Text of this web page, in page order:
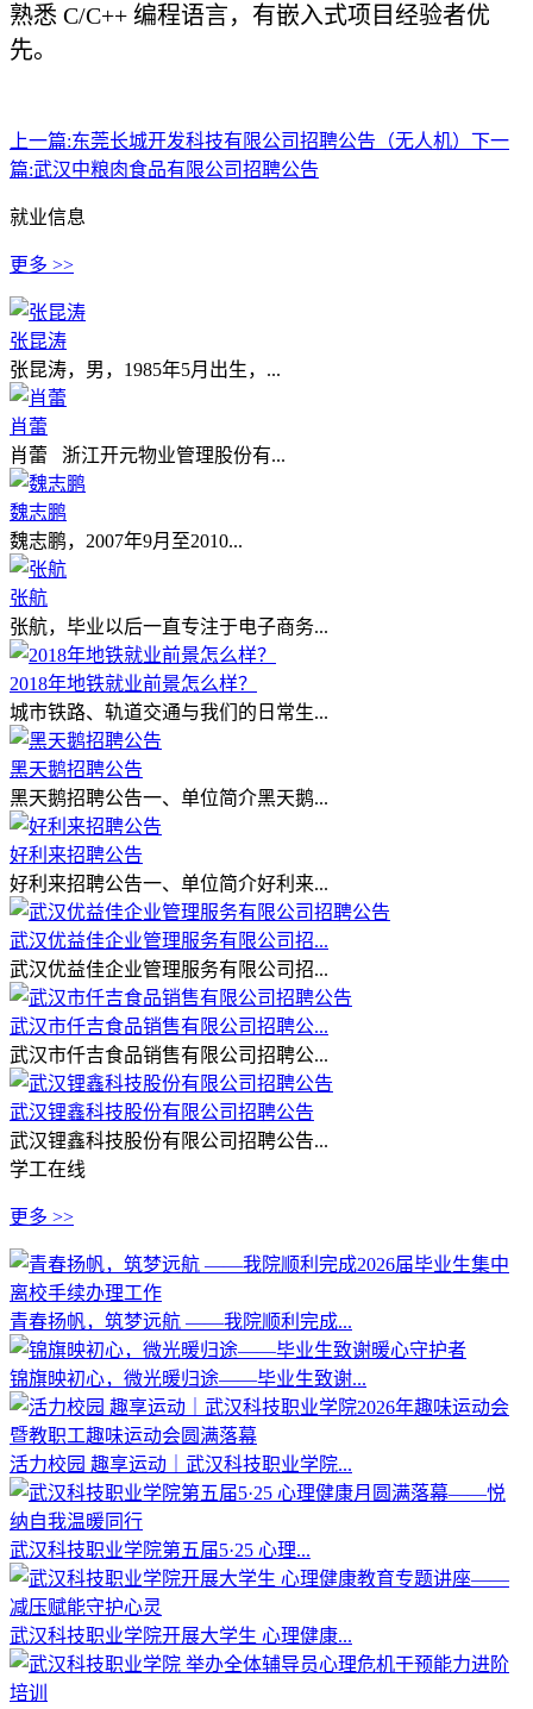
熟悉 C/C++ 编程语言，有嵌入式项目经验者优
先。
上一篇:东莞长城开发科技有限公司招聘公告（无人机） 下一
篇:武汉中粮肉食品有限公司招聘公告
就业信息
更多 >>
张昆涛
张昆涛，男，1985年5月出生，...
肖蕾
肖蕾 浙江开元物业管理股份有...
魏志鹏
魏志鹏，2007年9月至2010...
张航
张航，毕业以后一直专注于电子商务...
2018年地铁就业前景怎么样？
城市铁路、轨道交通与我们的日常生...
黑天鹅招聘公告
黑天鹅招聘公告一、单位简介黑天鹅...
好利来招聘公告
好利来招聘公告一、单位简介好利来...
武汉优益佳企业管理服务有限公司招...
武汉优益佳企业管理服务有限公司招...
武汉市仟吉食品销售有限公司招聘公...
武汉市仟吉食品销售有限公司招聘公...
武汉锂鑫科技股份有限公司招聘公告
武汉锂鑫科技股份有限公司招聘公告...
学工在线
更多 >>
青春扬帆，筑梦远航 ——我院顺利完成...
锦旗映初心，微光暖归途——毕业生致谢...
活力校园 趣享运动｜武汉科技职业学院...
武汉科技职业学院第五届5·25 心理...
武汉科技职业学院开展大学生 心理健康...